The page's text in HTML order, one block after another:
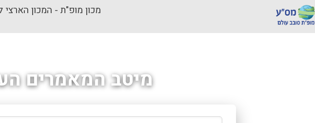
מכון מופ"ת - המכון
מיטב המאמרים